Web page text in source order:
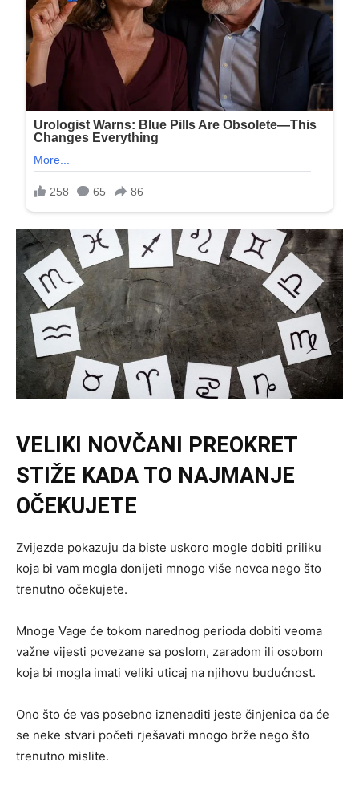
VELIKI NOVČANI PREOKRET
STIŽE KADA TO NAJMANJE
OČEKUJETE
Zvijezde pokazuju da biste uskoro mogle dobiti priliku
koja bi vam mogla donijeti mnogo više novca nego što
trenutno očekujete.
Mnoge Vage će tokom narednog perioda dobiti veoma
važne vijesti povezane sa poslom, zaradom ili osobom
koja bi mogla imati veliki uticaj na njihovu budućnost.
Ono što će vas posebno iznenaditi jeste činjenica da će
se neke stvari početi rješavati mnogo brže nego što
trenutno mislite.